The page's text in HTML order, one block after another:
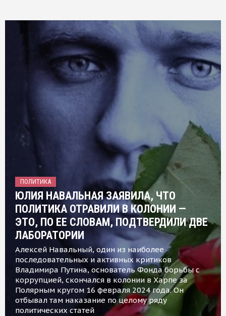
ПОЛИТИКА
ЮЛИЯ НАВАЛЬНАЯ ЗАЯВИЛА, ЧТО
ПОЛИТИКА ОТРАВИЛИ В КОЛОНИИ —
ЭТО, ПО ЕЕ СЛОВАМ, ПОДТВЕРДИЛИ ДВЕ
ЛАБОРАТОРИИ
Алексей Навальный, один из наиболее
последовательных и активных критиков
Владимира Путина, основатель Фонда борьбы с
коррупцией, скончался в колонии в Харпе за
Полярным кругом 16 февраля 2024 года. Он
отбывал там наказание по целому ряду
политических статей